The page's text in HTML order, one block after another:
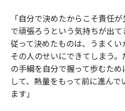
「自分で決めたからこそ責任
で頑張ろうという気持ちが出
従って決めたものは、うまく
その人のせいにできてしまう
の手綱を自分で握って歩むた
して、熱量をもって前に進ん
ます」